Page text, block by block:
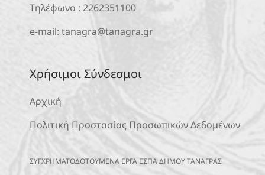
Τηλέφωνο : 2262351100
e-mail: tanagra@tanagra.gr
Χρήσιμοι Σύνδεσμοι
Αρχική
Πολιτική Προστασίας Προσωπικών Δεδομένων
ΣΥΓΧΡΗΜΑΤΟΔΟΤΟΥΜΕΝΑ ΕΡΓΑ ΕΣΠΑ ΔΗΜΟΥ ΤΑΝΑΓΡΑΣ